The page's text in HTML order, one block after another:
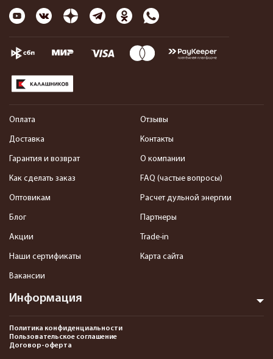
Информация
Оплата
Доставка
Гарантия и возврат
Как сделать заказ
Оптовикам
Блог
Акции
Наши сертификаты
Вакансии
Отзывы
Контакты
О компании
FAQ (частые вопросы)
Расчет дульной энергии
Партнеры
Trade-in
Карта сайта
Политика конфиденциальности
Пользовательское соглашение
Договор-оферта